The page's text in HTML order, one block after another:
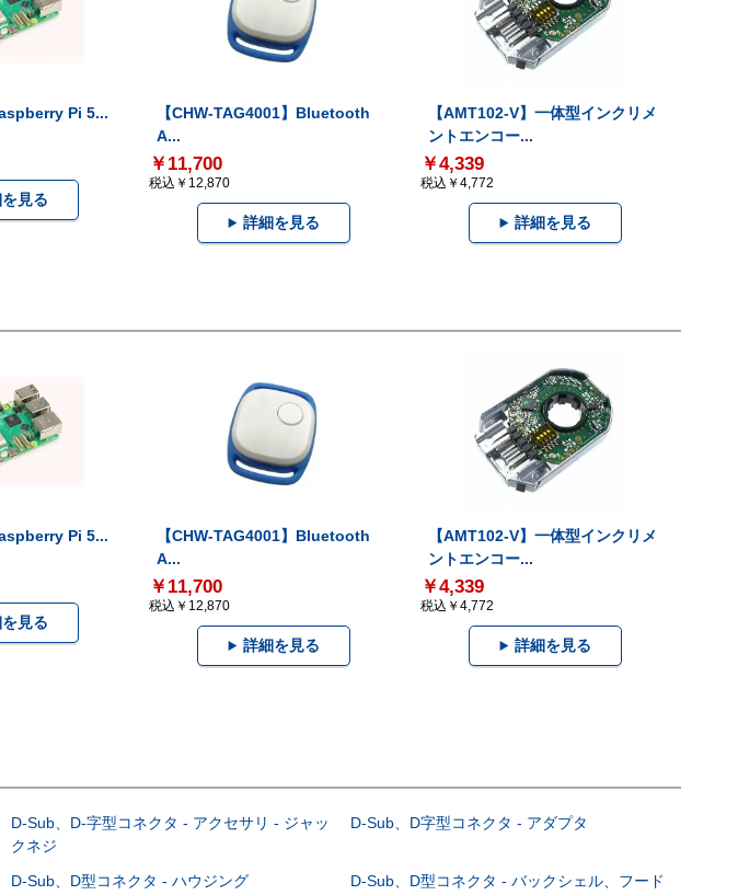
Pi 5...
見る
【CHW-TAG4001】Bluetooth
A...
￥11,700
税込￥12,870
詳細を見る
【AMT102-V】一体型インクリメ
ントエンコー...
￥4,339
税込￥4,772
詳細を見る
Pi 5...
見る
【CHW-TAG4001】Bluetooth
A...
￥11,700
税込￥12,870
詳細を見る
【AMT102-V】一体型インクリメ
ントエンコー...
￥4,339
税込￥4,772
詳細を見る
D-Sub、D-字型コネクタ - アクセサリ - ジャッ
クネジ
D-Sub、D字型コネクタ - アダプタ
D-Sub、D型コネクタ - ハウジング
D-Sub、D型コネクタ - バックシェル、フード